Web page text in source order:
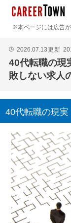
※本ページには広告が
🕒 2026.07.13更新
40代転職の現
敗しない求人
40代転職の現